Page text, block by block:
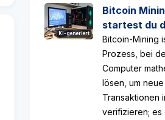
KI-generiert
Bitcoin
startest du
Bitcoin-Mining
Prozess, bei
Computer
lösen, um
Transaktionen
verifizieren; es